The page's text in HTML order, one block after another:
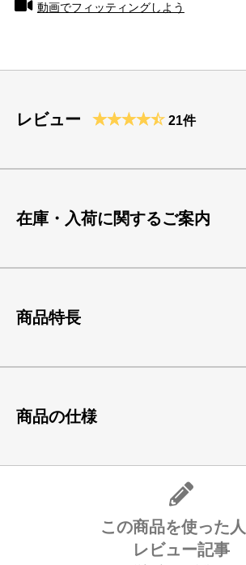
動画でフィッティングしよう
レビュー 21件
在庫・入荷に関するご案内
商品特長
商品の仕様
この商品を使った
レビュー記事